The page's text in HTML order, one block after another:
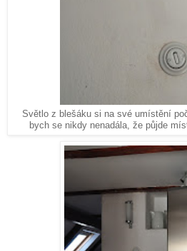
Světlo z blešáku si na své umístění
bych se nikdy nenadála, že půjde